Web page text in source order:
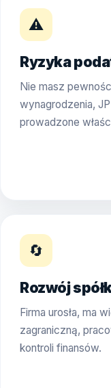
⚠️
Ryzyka
Nie masz
wynagrodzenia,
prowadzone
🔄
Rozwój
Firma urosła, ma
zagraniczną,
kontroli finansów.